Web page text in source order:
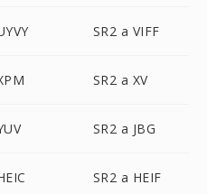
SR2 a VIFF
SR2 a XV
SR2 a JBG
SR2 a HEIF